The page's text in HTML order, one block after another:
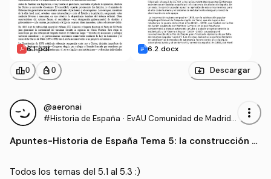
6.1.pdf 6.2.docx
leaderboard0 personal_bag 0 Descargar
@aeronai
#Historia de España · EvAU Comunidad de Madrid -
sidad
more_vert
Apuntes-Historia de España Tema 5: la construcción d
Todos los temas del 5.1 al 5.3 :)